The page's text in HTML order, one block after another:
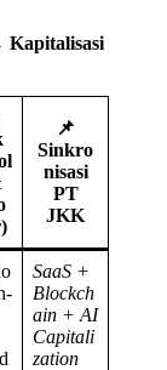
📌
Sinkro
nisasi
PT
JKK
SaaS +
Blockch
ain + AI
Capitali
zation